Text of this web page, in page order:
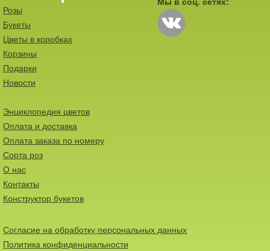
Мы в соц. сетях:
Розы
Букеты
Цветы в коробках
Корзины
Подарки
Новости
Энциклопедия цветов
Оплата и доставка
Оплата заказа по номеру
Сорта роз
О нас
Контакты
Конструктор букетов
Согласие на обработку персональных данных
Политика конфиденциальности